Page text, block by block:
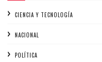
CIENCIA Y TECNOLOGÍA
NACIONAL
POLÍTICA